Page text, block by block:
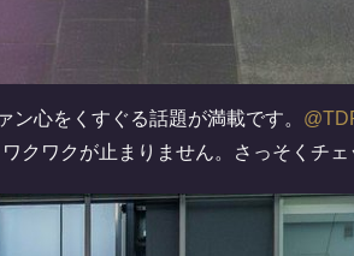
心をくすぐる話題が満載です。
クワクが止まりません。さっそくチェ